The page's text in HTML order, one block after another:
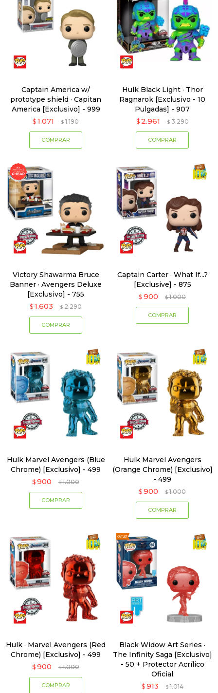
Captain America w/
prototype shield · Capitan
America [Exclusivo] - 999
$ 1.071 $ 1.190
Hulk Black Light · Thor
Ragnarok [Exclusivo - 10
Pulgadas] - 907
$ 2.961 $ 3.290
Victory Shawarma Bruce
Banner · Avengers Deluxe
[Exclusivo] - 755
$ 1.603 $ 2.290
Captain Carter · What If...?
[Exclusive] - 875
$ 900 $ 1.000
Hulk Marvel Avengers (Blue
Chrome) [Exclusivo] - 499
$ 900 $ 1.000
Hulk Marvel Avengers
(Orange Chrome) [Exclusivo]
- 499
$ 900 $ 1.000
Hulk · Marvel Avengers (Red
Chrome) [Exclusivo] - 499
$ 900 $ 1.000
Black Widow Art Series ·
The Infinity Saga [Exclusivo]
- 50 + Protector Acrílico
Oficial
$ 913 $ 1.014